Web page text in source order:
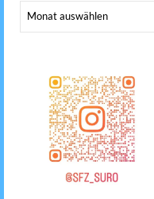
Archiv